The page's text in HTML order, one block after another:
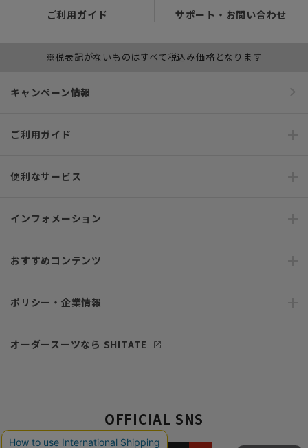
ご利用ガイド サポート・お問い合わせ
※税表記がないものはすべて税込み価格となります
キャンペーン情報
ご利用ガイド
便利なサービス
インフォメーション
おすすめコンテンツ
ポリシー・企業情報
オーダースーツなら SHITATE
OFFICIAL SNS